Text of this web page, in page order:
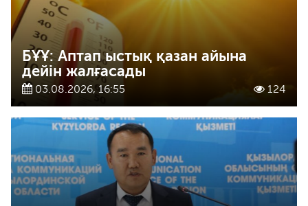
БҰҰ: Аптап ыстық қазан айына
дейін жалғасады
03.08.2026, 16:55 124